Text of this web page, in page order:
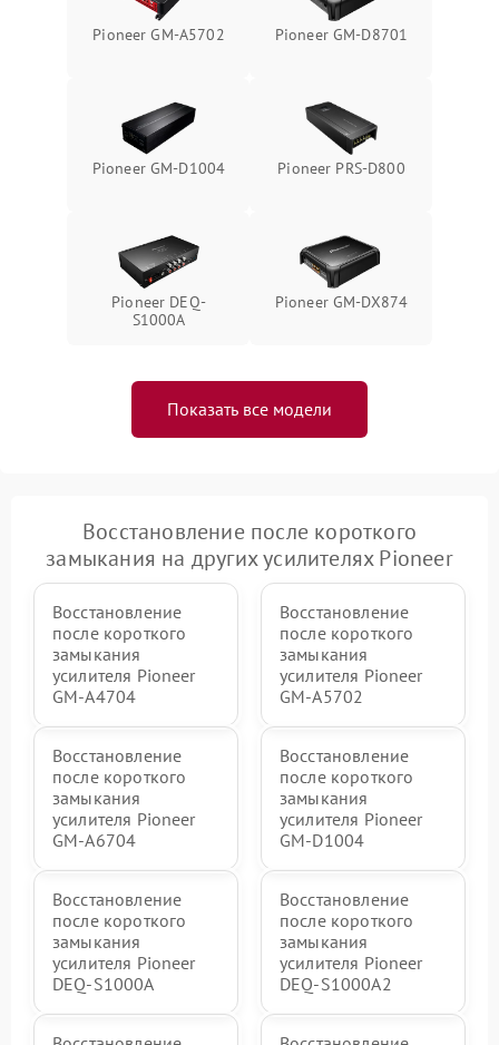
Pioneer GM-A5702 Pioneer GM-D8701
Pioneer GM-D1004 Pioneer PRS-D800
Pioneer DEQ-
S1000A
Pioneer GM-DX874
Показать все модели
Восстановление после короткого
замыкания на других усилителях Pioneer
Восстановление
после короткого
замыкания
усилителя Pioneer
GM-A4704
Восстановление
после короткого
замыкания
усилителя Pioneer
GM-A5702
Восстановление
после короткого
замыкания
усилителя Pioneer
GM-A6704
Восстановление
после короткого
замыкания
усилителя Pioneer
GM-D1004
Восстановление
после короткого
замыкания
усилителя Pioneer
DEQ-S1000A
Восстановление
после короткого
замыкания
усилителя Pioneer
DEQ-S1000A2